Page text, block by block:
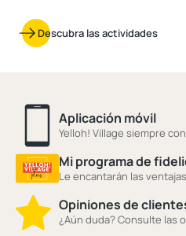
Descubra las actividades
Aplicación móvil
Yelloh! Village siempre
Mi programa de
Le encantarán las
Opiniones de
¿Aún duda? Consulte las